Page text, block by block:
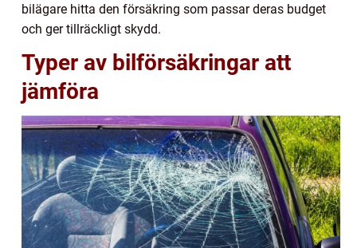
bilägare hitta den försäkring som passar deras budget
och ger tillräckligt skydd.
Typer av bilförsäkringar att
jämföra